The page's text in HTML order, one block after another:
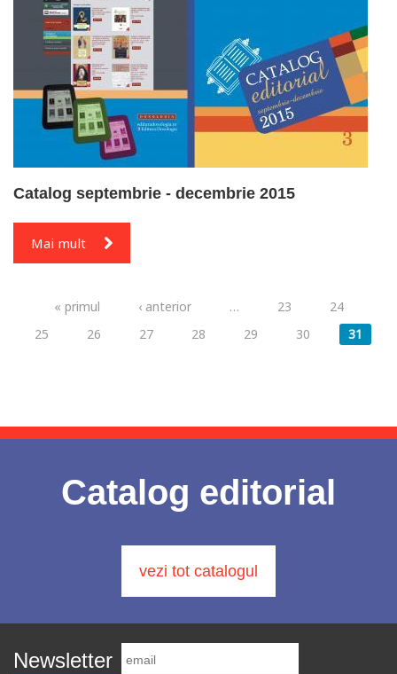
Catalog septembrie - decembrie 2015
Mai mult
Pagini
« primul ‹ anterior … 23
24
25
26 27 28 29 30 31
Catalog editorial
vezi tot catalogul
Newsletter